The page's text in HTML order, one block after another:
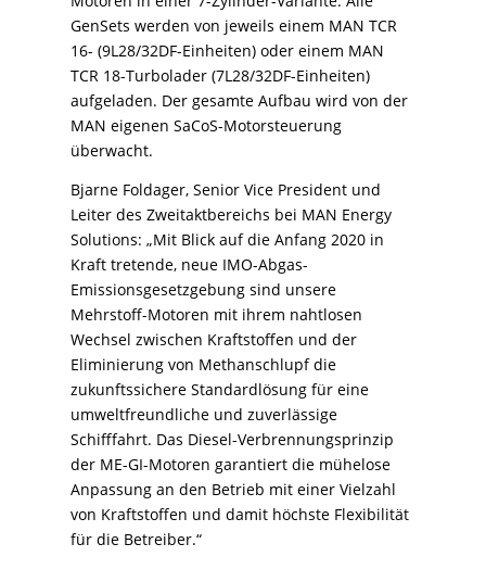
GenSets werden von jeweils einem MAN TCR
16- (9L28/32DF-Einheiten) oder einem MAN
TCR 18-Turbolader (7L28/32DF-Einheiten)
aufgeladen. Der gesamte Aufbau wird von der
MAN eigenen SaCoS-Motorsteuerung
überwacht.
Bjarne Foldager, Senior Vice President und
Leiter des Zweitaktbereichs bei MAN Energy
Solutions: „Mit Blick auf die Anfang 2020 in
Kraft tretende, neue IMO-Abgas-
Emissionsgesetzgebung sind unsere
Mehrstoff-Motoren mit ihrem nahtlosen
Wechsel zwischen Kraftstoffen und der
Eliminierung von Methanschlupf die
zukunftssichere Standardlösung für eine
umweltfreundliche und zuverlässige
Schifffahrt. Das Diesel-Verbrennungsprinzip
der ME-GI-Motoren garantiert die mühelose
Anpassung an den Betrieb mit einer Vielzahl
von Kraftstoffen und damit höchste Flexibilität
für die Betreiber.“